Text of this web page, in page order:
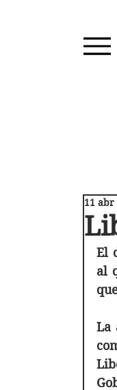
11 abr
El
al
La